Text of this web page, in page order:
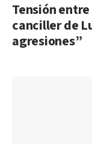
Tensión
canciller de
agresiones”